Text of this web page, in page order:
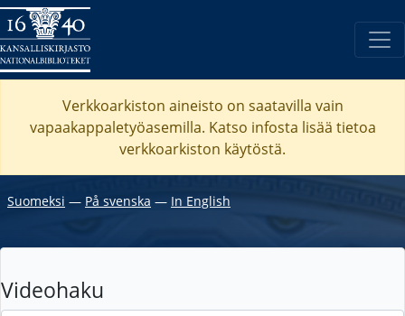
Verkkoarkiston aineisto on saatavilla vain
vapaakappaletyöasemilla. Katso infosta lisää tietoa
verkkoarkiston käytöstä.
Suomeksi ― På svenska ― In English
Videohaku